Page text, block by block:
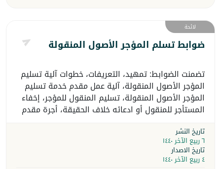
لائحة
ضوابط تسلم المؤجر الأصول المنقولة
تضمنت الضوابط: تمهيد، التعريفات، خطوات آلية تسليم
المؤجر الأصول المنقولة، آلية عمل مقدم خدمة تسليم
المؤجر الأصول المنقولة، تسليم المنقول للمؤجر، إخفاء
المستأجر للمنقول أو ادعائه خلاف الحقيقة، أجرة مقدم
تاريخ النشر
٦ ربيع الآخر ١٤٤٠
تاريخ الاصدار
٤ ربيع الآخر ١٤٤٠